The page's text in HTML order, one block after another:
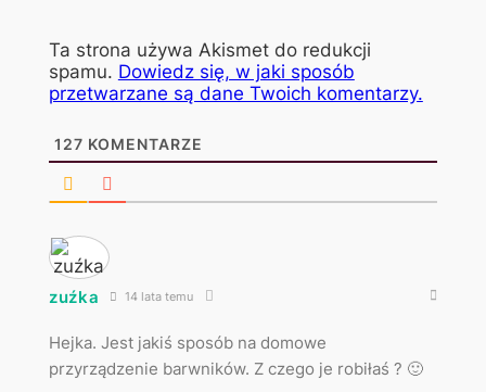
Ta strona używa Akismet do redukcji
spamu. Dowiedz się, w jaki sposób
przetwarzane są dane Twoich komentarzy.
127 KOMENTARZE
zuźka 14 lata temu
Hejka. Jest jakiś sposób na domowe
przyrządzenie barwników. Z czego je robiłaś ? 🙂